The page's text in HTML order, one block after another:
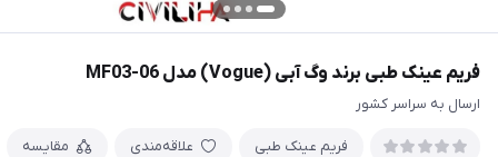
فریم عینک طبی برند وگ آبی (Vogue) مدل MF03-06
ارسال به سراسر کشور
فریم عینک طبی علاقه‌مندی مقایسه